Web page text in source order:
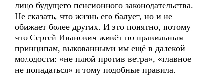
лицо будущего пенсионного законодательства.
Не сказать, что жизнь его балует, но и не
обижает более других. И это понятно, потому
что Сергей Иванович живёт по правильным
принципам, выкованными им ещё в далекой
молодости: «не плюй против ветра», «главное
не попадаться» и тому подобные правила.